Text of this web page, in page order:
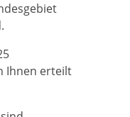
Ihnen erteilt